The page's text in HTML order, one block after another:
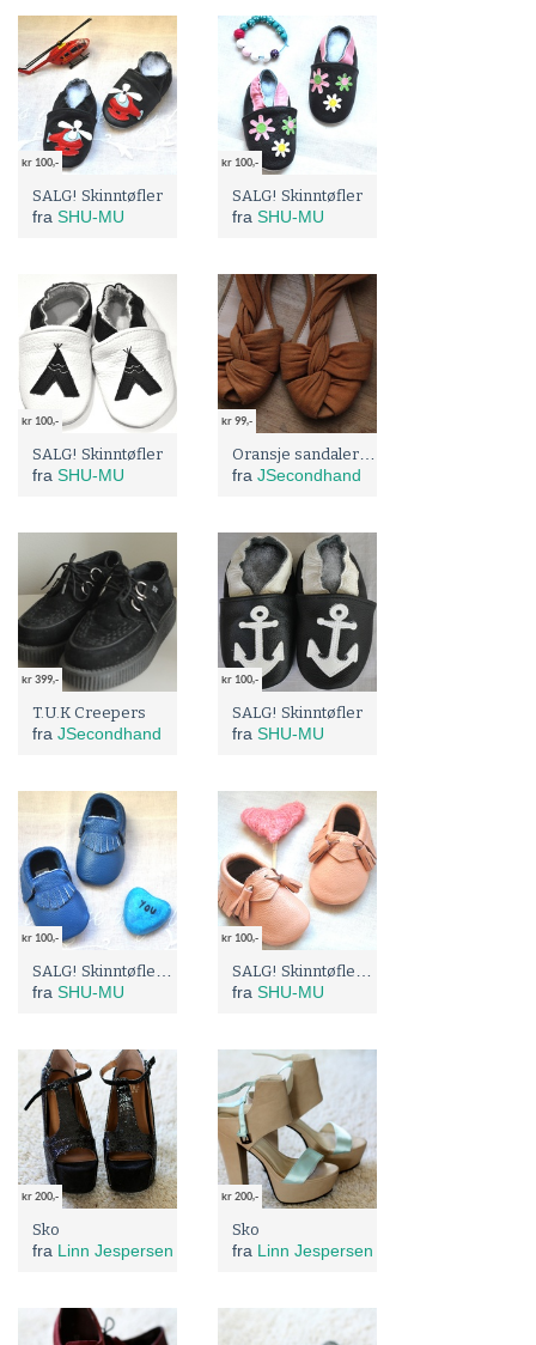
kr 100,-
SALG! Skinntøfler
fra SHU-MU
kr 100,-
SALG! Skinntøfler
fra SHU-MU
kr 100,-
SALG! Skinntøfler
fra SHU-MU
kr 99,-
fra JSecondhand
kr 399,-
T.U.K Creepers
fra JSecondhand
kr 100,-
SALG! Skinntøfler
fra SHU-MU
kr 100,-
fra SHU-MU
kr 100,-
fra SHU-MU
kr 200,-
Sko
fra Linn Jespersen
kr 200,-
Sko
fra Linn Jespersen